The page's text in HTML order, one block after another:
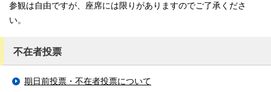
参観は自由ですが、座席には限りがありますのでご了承くださ
い。
不在者投票
期日前投票・不在者投票について